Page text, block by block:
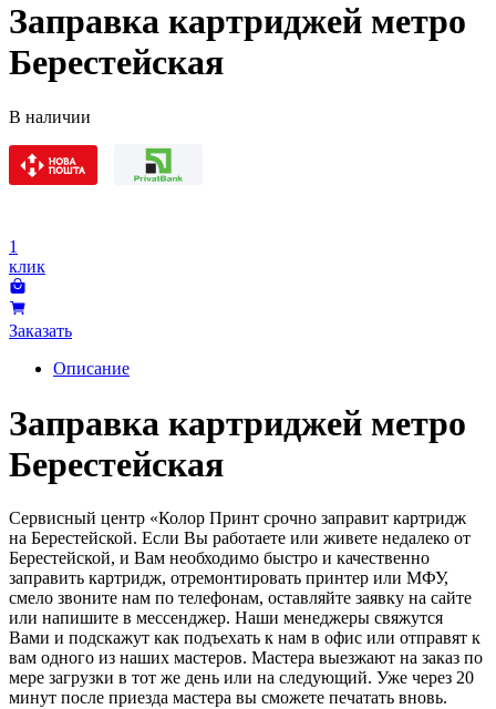
Заправка картриджей метро
Берестейская
В наличии
1
клик
Заказать
Описание
Заправка картриджей метро
Берестейская
Сервисный центр «Колор Принт срочно заправит картридж
на Берестейской. Если Вы работаете или живете недалеко от
Берестейской, и Вам необходимо быстро и качественно
заправить картридж, отремонтировать принтер или МФУ,
смело звоните нам по телефонам, оставляйте заявку на сайте
или напишите в мессенджер. Наши менеджеры свяжутся
Вами и подскажут как подъехать к нам в офис или отправят к
вам одного из наших мастеров. Мастера выезжают на заказ по
мере загрузки в тот же день или на следующий. Уже через 20
минут после приезда мастера вы сможете печатать вновь.